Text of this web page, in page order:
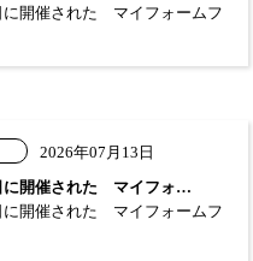
に開催された マイフォームフ
2026年07月13日
に開催された マイフォ…
に開催された マイフォームフ